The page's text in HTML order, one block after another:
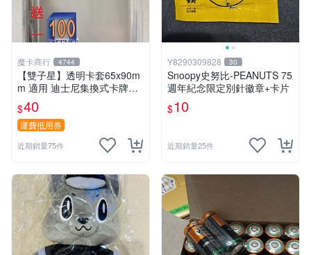
魔卡商行 4744
【雙子星】透明卡套65x90m
m 適用 迪士尼集換式卡牌遊
戲 Disney Lorcana Reign of
Jafar
$40
運費抵用券
近期銷量75件
Y8290309828 30
Snoopy史努比-PEANUTS 75
週年紀念限定別針徽章+卡片
$10
近期銷量25件